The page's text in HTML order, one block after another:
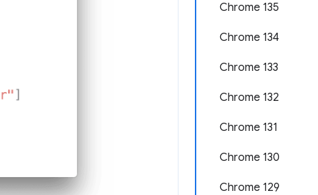
Chrome 135
Chrome 134
Chrome 133
Chrome 132
Chrome 131
Chrome 130
Chrome 129